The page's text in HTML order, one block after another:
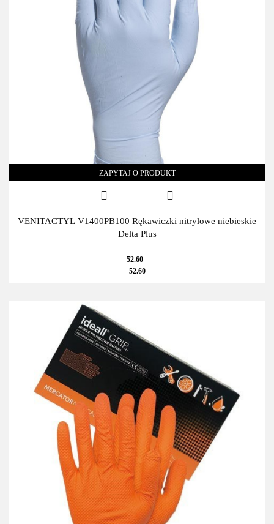
ZAPYTAJ O PRODUKT
VENITACTYL V1400PB100 Rękawiczki nitrylowe niebieskie
Delta Plus
52.60
52.60